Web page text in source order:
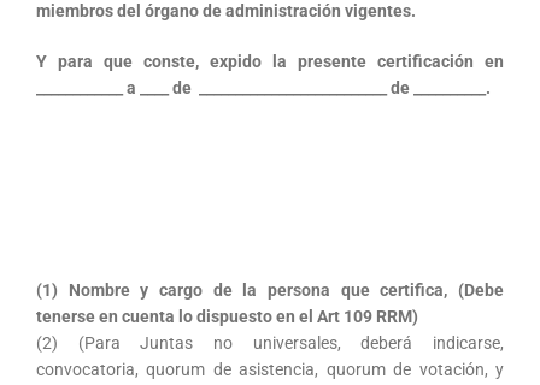
miembros del órgano de administración vigentes.
Y para que conste, expido la presente certificación en
____________ a ____ de __________________________ de __________.
(1) Nombre y cargo de la persona que certifica, (Debe
tenerse en cuenta lo dispuesto en el Art 109 RRM)
(2) (Para Juntas no universales, deberá indicarse,
convocatoria, quorum de asistencia, quorum de votación, y